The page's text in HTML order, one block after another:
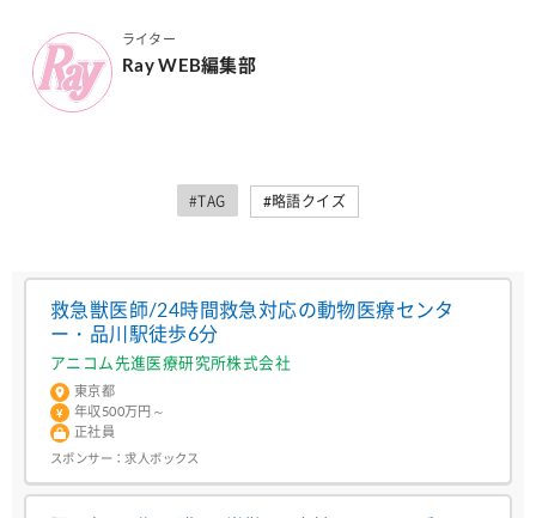
ライター
Ray WEB編集部
#TAG #略語クイズ
救急獣医師/24時間救急対応の動物医療センタ
ー・品川駅徒歩6分
アニコム先進医療研究所株式会社
東京都
年収500万円～
正社員
スポンサー：求人ボックス